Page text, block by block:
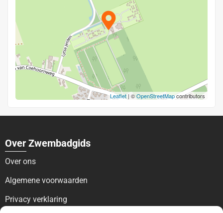
Leaflet | ©OpenStreetMapcontributors
Over Zwembadgids
Over ons
Algemene voorwaarden
Privacy verklaring